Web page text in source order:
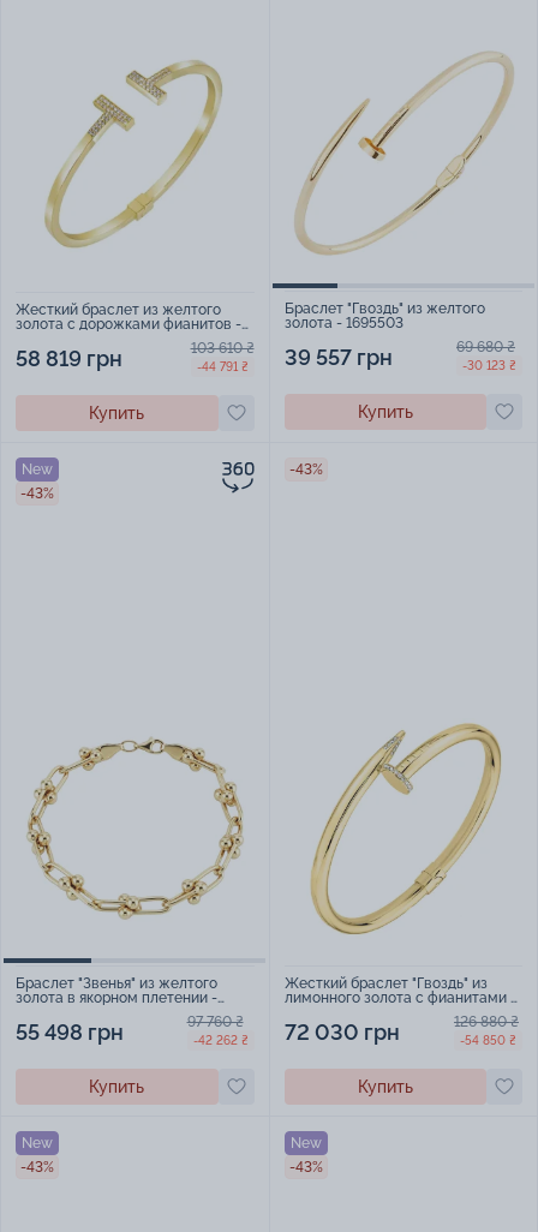
Жесткий браслет из желтого
золота с дорожками фианитов -
58 819 грн 103 610 ₴
-44 791 ₴
Купить
Браслет "Гвоздь" из желтого
золота - 1695503
39 557 грн 69 680 ₴
-30 123 ₴
Купить
New
-43%
Браслет "Звенья" из желтого
золота в якорном плетении -
55 498 грн 97 760 ₴
-42 262 ₴
Купить
-43%
Жесткий браслет "Гвоздь" из
лимонного золота с фианитами -
72 030 грн 126 880 ₴
-54 850 ₴
Купить
New
-43%
New
-43%